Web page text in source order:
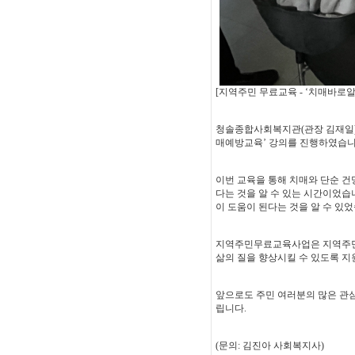
[지역주민 무료교육 - ‘치매바로
청솔종합사회복지관(관장 김재
매예방교육’ 강의를 진행하였습
이번 교육을 통해 치매와 단순
다는 것을 알 수 있는 시간이었
이 도움이 된다는 것을 알 수 있
지역주민무료교육사업은 지역
삶의 질을 향상시킬 수 있도록 지
앞으로도 주민 여러분의 많은 관
립니다.
(문의: 김진아 사회복지사)